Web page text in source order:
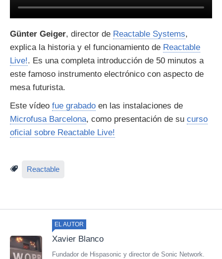
Günter Geiger, director de Reactable Systems,
explica la historia y el funcionamiento de Reactable
Live!. Es una completa introducción de 50 minutos a
este famoso instrumento electrónico con aspecto de
mesa futurista.
Este vídeo fue grabado en las instalaciones de
Microfusa Barcelona, como presentación de su curso
oficial sobre Reactable Live!
Reactable
EL AUTOR
Xavier Blanco
Fundador de Hispasonic y director de Sonic Network.